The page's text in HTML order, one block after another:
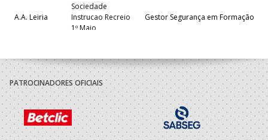
A.A. Leiria
Sociedade
Instrucao Recreio
1º Maio
Gestor Segurança em Formação
PATROCINADORES OFICIAIS